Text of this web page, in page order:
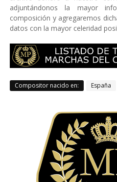
adjuntándonos la mayor
composición y agregaremos
datos con la mayor celeridad
Compositor nacido en: España